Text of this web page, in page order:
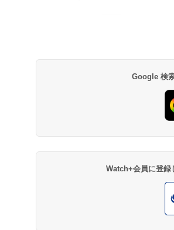
Google 検
Watch+会員に登録